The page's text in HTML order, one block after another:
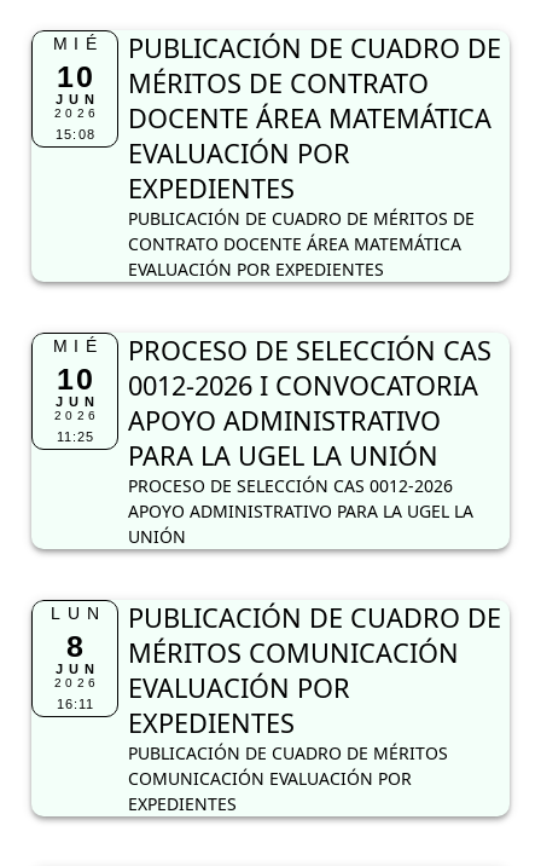
MIÉ
10
JUN
2026
15:08
PUBLICACIÓN DE CUADRO DE
MÉRITOS DE CONTRATO
DOCENTE ÁREA MATEMÁTICA
EVALUACIÓN POR
EXPEDIENTES
PUBLICACIÓN DE CUADRO DE MÉRITOS DE
CONTRATO DOCENTE ÁREA MATEMÁTICA
EVALUACIÓN POR EXPEDIENTES
MIÉ
10
JUN
2026
11:25
PROCESO DE SELECCIÓN CAS
0012-2026 I CONVOCATORIA
APOYO ADMINISTRATIVO
PARA LA UGEL LA UNIÓN
PROCESO DE SELECCIÓN CAS 0012-2026
APOYO ADMINISTRATIVO PARA LA UGEL LA
UNIÓN
LUN
8
JUN
2026
16:11
PUBLICACIÓN DE CUADRO DE
MÉRITOS COMUNICACIÓN
EVALUACIÓN POR
EXPEDIENTES
PUBLICACIÓN DE CUADRO DE MÉRITOS
COMUNICACIÓN EVALUACIÓN POR
EXPEDIENTES